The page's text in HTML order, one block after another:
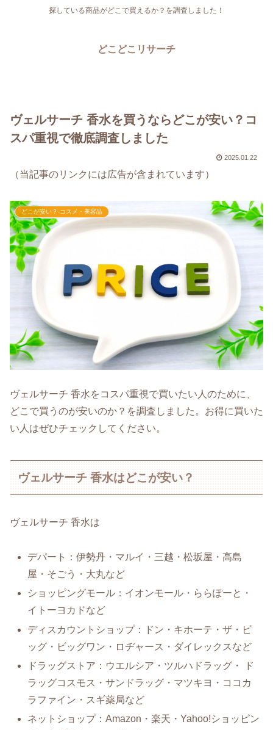
探している商品がどこで買えるか？を調査しました！
どこどこリサーチ
ヴェルサーチ 香水を買うならどこが安い？コ
スパ重視で徹底調査しました
2025.01.22
（当記事のリンクには広告が含まれています）
どこが安い？-コスメ・美容品
ヴェルサーチ 香水をコスパ重視で買いたい人のために、
どこで買うのが安いのか？を調査しました。お得に買いた
い人はぜひチェックしてください。
ヴェルサーチ 香水はどこが安い？
ヴェルサーチ 香水は
デパート：伊勢丹・マルイ・三越・松坂屋・高島
屋・そごう・大丸など
ショッピングモール：イオンモール・ららぽーと・
イトーヨカドなど
ディスカウントショップ：ドン・キホーテ・ザ・ビ
ッグ・ビッグワン・ロヂャース・ダイレックスなど
ドラッグストア：ウエルシア・ツルハドラッグ・ ド
ラッグコスモス・サンドラッグ・マツキヨ・ココカ
ラファイン・スギ薬局など
ネットショップ：Amazon・楽天・Yahoo!ショッピン